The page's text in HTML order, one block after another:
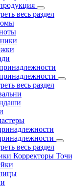
весь раздел
весь раздел
весь раздел
Корректоры